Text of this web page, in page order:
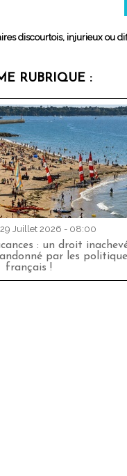
discourtois, injurieux ou
RUBRIQUE :
Juillet 2026 - 08:00
: un droit
par les
français !